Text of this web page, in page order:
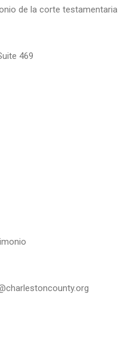
de la corte testamentaria
469